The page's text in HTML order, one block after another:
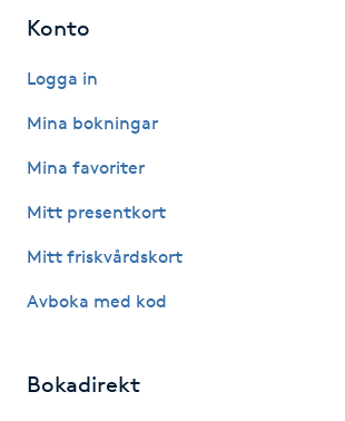
LPG-behandling
LPG-massage
Lymfmassage
Konto
Logga in
Mina bokningar
Mina favoriter
Mitt presentkort
Mitt friskvårdskort
Avboka med kod
Bokadirekt